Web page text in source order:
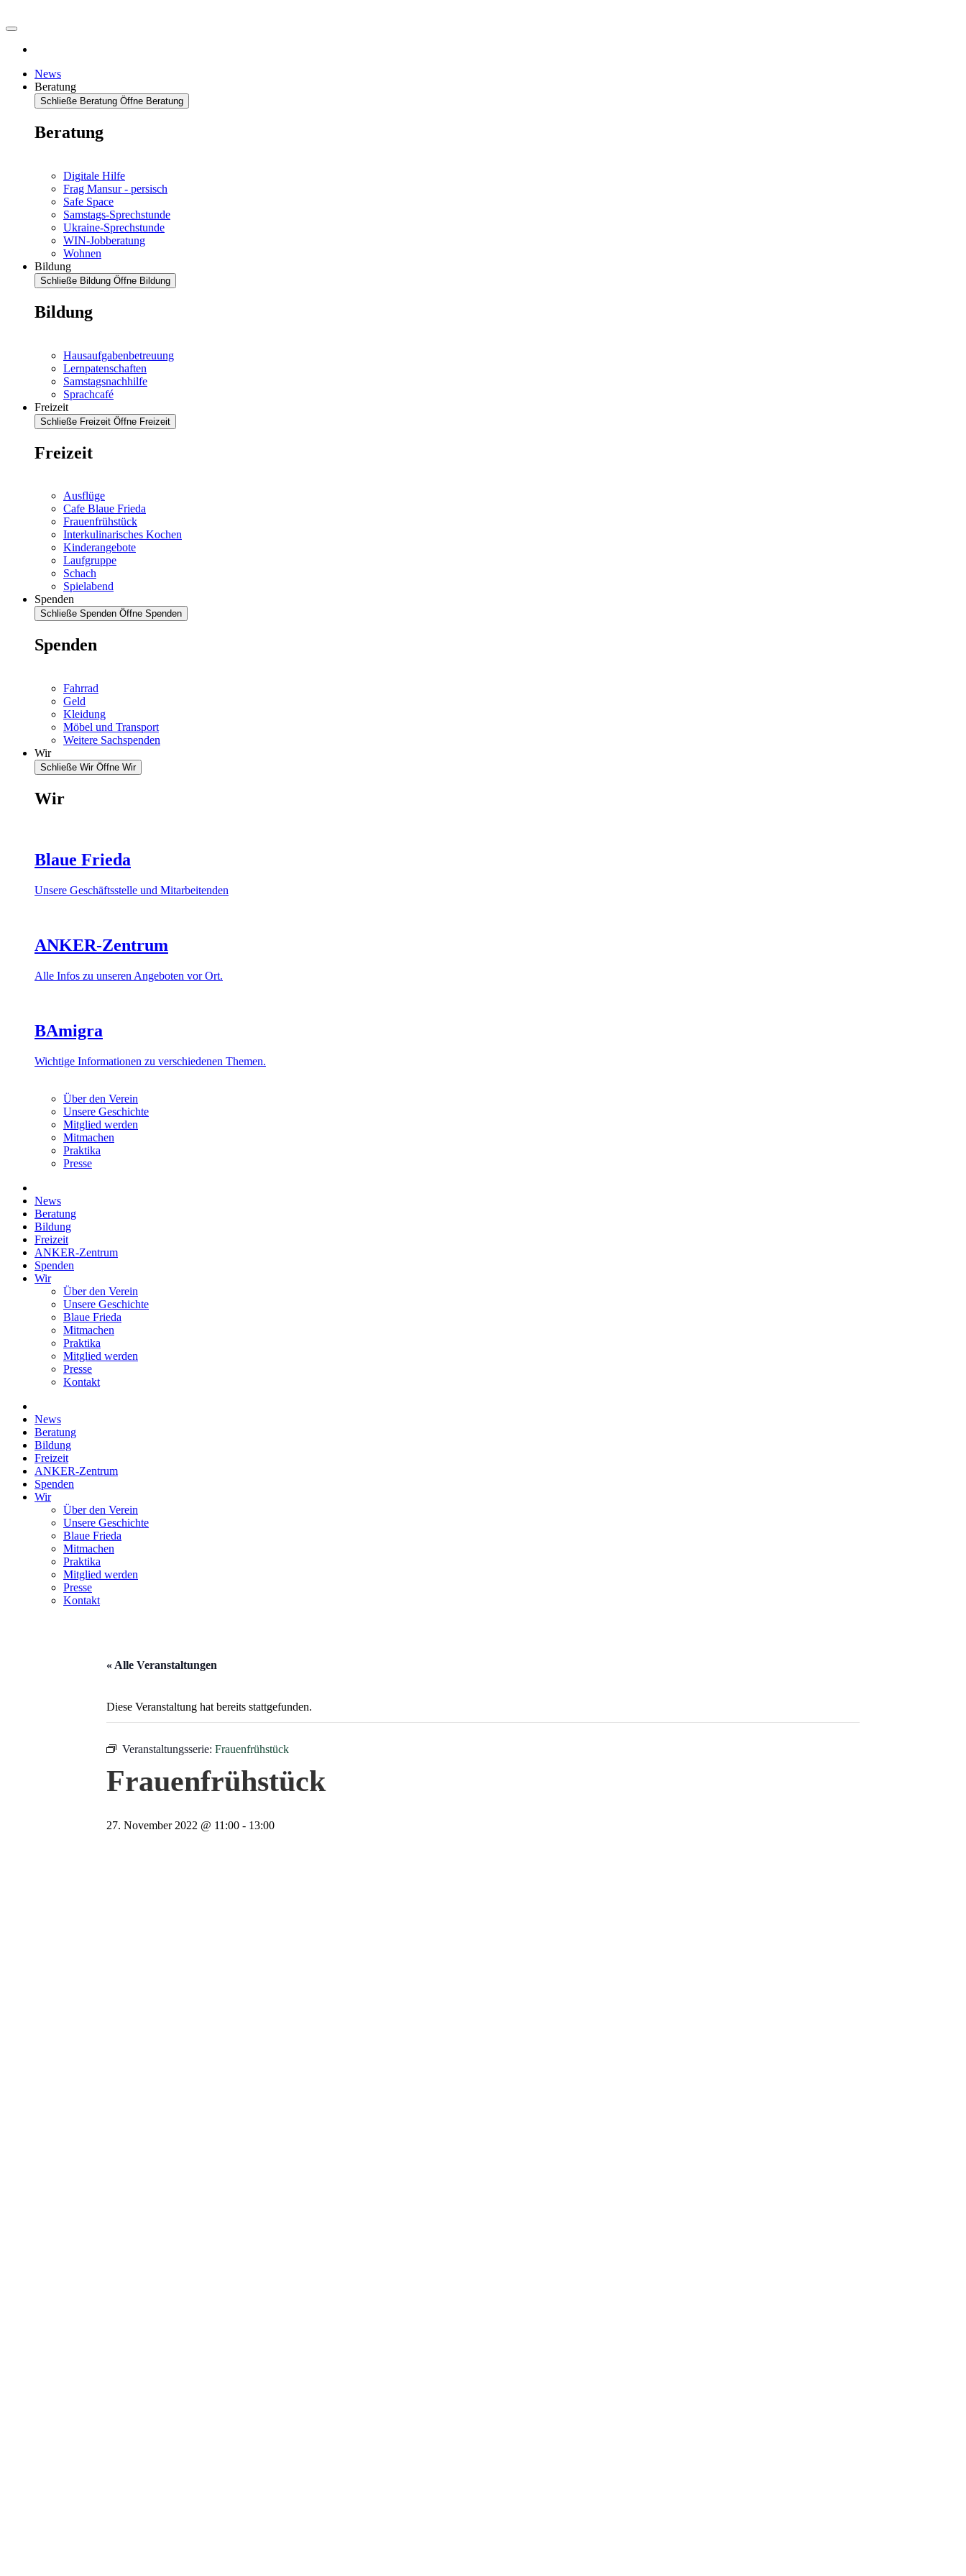
News
Beratung
Schließe Beratung Öffne Beratung
Beratung
Digitale Hilfe
Frag Mansur - persisch
Safe Space
Samstags-Sprechstunde
Ukraine-Sprechstunde
WIN-Jobberatung
Wohnen
Bildung
Schließe Bildung Öffne Bildung
Bildung
Hausaufgabenbetreuung
Lernpatenschaften
Samstagsnachhilfe
Sprachcafé
Freizeit
Schließe Freizeit Öffne Freizeit
Freizeit
Ausflüge
Cafe Blaue Frieda
Frauenfrühstück
Interkulinarisches Kochen
Kinderangebote
Laufgruppe
Schach
Spielabend
Spenden
Schließe Spenden Öffne Spenden
Spenden
Fahrrad
Geld
Kleidung
Möbel und Transport
Weitere Sachspenden
Wir
Schließe Wir Öffne Wir
Wir
Blaue Frieda
Unsere Geschäftsstelle und Mitarbeitenden
ANKER-Zentrum
Alle Infos zu unseren Angeboten vor Ort.
BAmigra
Wichtige Informationen zu verschiedenen Themen.
Über den Verein
Unsere Geschichte
Mitglied werden
Mitmachen
Praktika
Presse
News
Beratung
Bildung
Freizeit
ANKER-Zentrum
Spenden
Wir
Über den Verein
Unsere Geschichte
Blaue Frieda
Mitmachen
Praktika
Mitglied werden
Presse
Kontakt
News
Beratung
Bildung
Freizeit
ANKER-Zentrum
Spenden
Wir
Über den Verein
Unsere Geschichte
Blaue Frieda
Mitmachen
Praktika
Mitglied werden
Presse
Kontakt
« Alle Veranstaltungen
Diese Veranstaltung hat bereits stattgefunden.
Veranstaltungsserie: Frauenfrühstück
Frauenfrühstück
27. November 2022 @ 11:00 - 13:00